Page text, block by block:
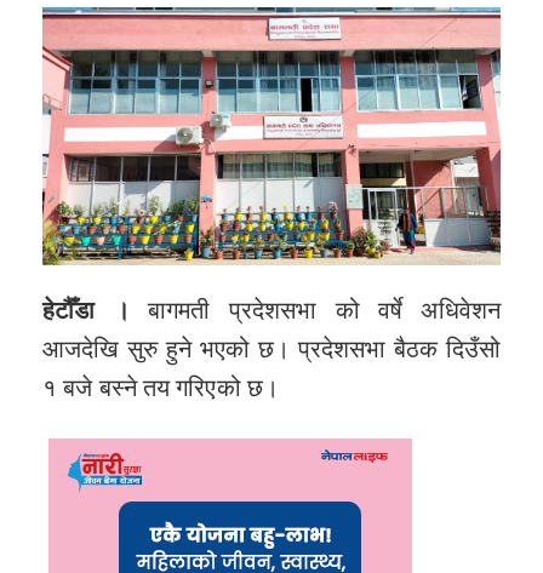
हेटौँडा ।
बागमती प्रदेशसभा को वर्षे अधिवेशन
आजदेखि सुरु हुने भएको छ। प्रदेशसभा बैठक दिउँसो
१ बजे बस्ने तय गरिएको छ।